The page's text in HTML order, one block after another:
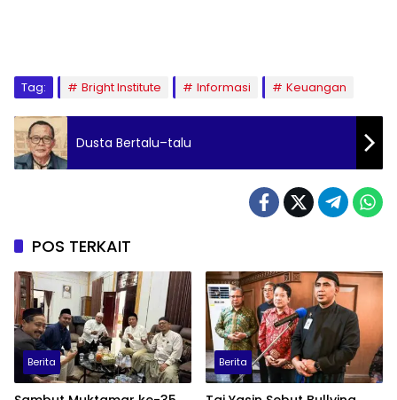
Tag: Bright Institute Informasi Keuangan
Dusta Bertalu–talu
POS TERKAIT
Berita Berita